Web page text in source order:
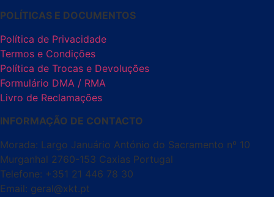
POLÍTICAS E DOCUMENTOS
Política de Privacidade
Termos e Condições
Política de Trocas e Devoluções
Formulário DMA / RMA
Livro de Reclamações
INFORMAÇÃO DE CONTACTO
Morada: Largo Januário António do Sacramento nº 10
Murganhal 2760-153 Caxias Portugal
Telefone: +351 21 446 78 30
Email: geral@xkt.pt